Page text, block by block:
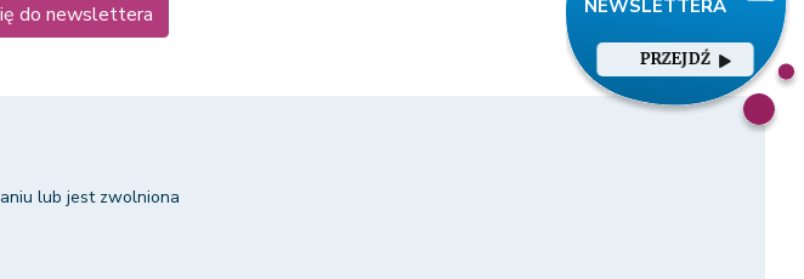
PRZEJDŹ
do newslettera
lub jest zwolniona